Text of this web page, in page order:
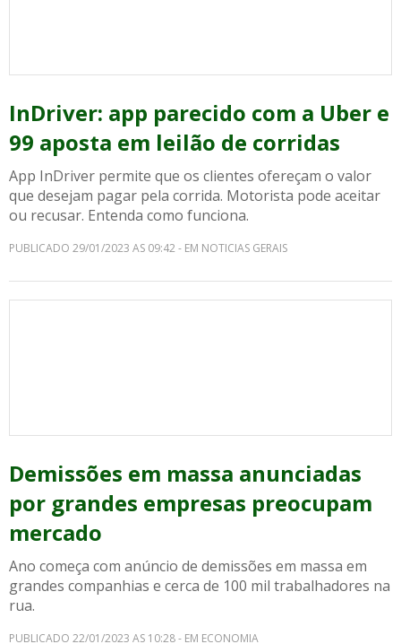
InDriver: app parecido com a Uber e
99 aposta em leilão de corridas
App InDriver permite que os clientes ofereçam o valor
que desejam pagar pela corrida. Motorista pode aceitar
ou recusar. Entenda como funciona.
PUBLICADO 29/01/2023 AS 09:42 - EM NOTICIAS GERAIS
Demissões em massa anunciadas
por grandes empresas preocupam
mercado
Ano começa com anúncio de demissões em massa em
grandes companhias e cerca de 100 mil trabalhadores na
rua.
PUBLICADO 22/01/2023 AS 10:28 - EM ECONOMIA